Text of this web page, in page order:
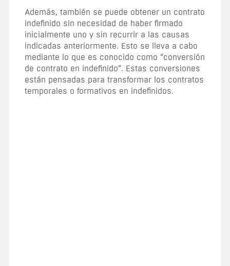
Además, también se puede obtener un contrato
indefinido sin necesidad de haber firmado
inicialmente uno y sin recurrir a las causas
indicadas anteriormente. Esto se lleva a cabo
mediante lo que es conocido como “conversión
de contrato en indefinido”. Estas conversiones
están pensadas para transformar los contratos
temporales o formativos en indefinidos.